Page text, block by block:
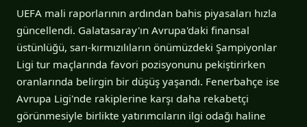
UEFA mali raporlarının ardından bahis piyasaları hızla
güncellendi. Galatasaray'ın Avrupa'daki finansal
üstünlüğü, sarı-kırmızılıların önümüzdeki Şampiyonlar
Ligi tur maçlarında favori pozisyonunu pekiştirirken
oranlarında belirgin bir düşüş yaşandı. Fenerbahçe ise
Avrupa Ligi'nde rakiplerine karşı daha rekabetçi
görünmesiyle birlikte yatırımcıların ilgi odağı haline